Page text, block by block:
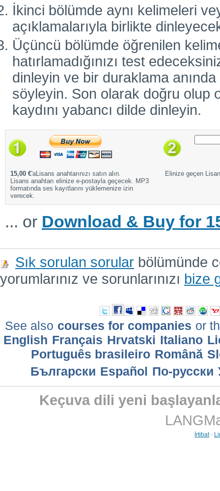
İkinci bölümde aynı kelimeleri
açıklamalarıyla birlikte
Üçüncü bölümde öğrenilen
hatırlamadığınızı test
dinleyin ve bir duraklama
söyleyin. Son olarak doğru olup
kaydını yabancı dilde dinleyin.
15,00 €'aLisans anahtarınızı satın alın.
Lisans anahtarı elinize e-postayla geçecek. MP3
formatında ses kayıtlarını yüklemenize izin
verecek.
Elinize geçen
... or Download & Buy for
Sık sorulan sorular bölümünde
yorumlarınız ve sorunlarınızı bize
See also courses for companies or
English Français Hrvatski Italiano
Português brasileiro Română
Български Еspañol По-русски
Keçuva dili yeni
İrtibat-